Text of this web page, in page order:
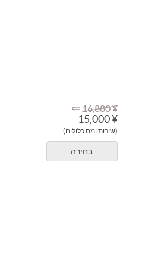
¥ 16,880
⇐
¥ 15,000
(שירות ומס כלולים)
בחירה